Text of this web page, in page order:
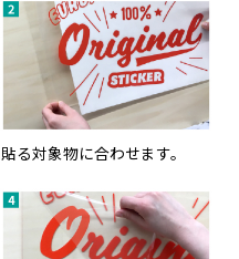
貼る対象物に合わせます。